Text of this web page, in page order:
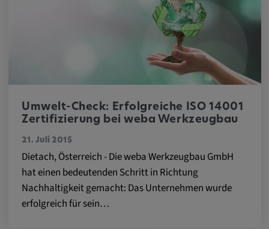
Umwelt-Check: Erfolgreiche ISO 14001
Zertifizierung bei weba Werkzeugbau
21. Juli 2015
Dietach, Österreich - Die weba Werkzeugbau GmbH
hat einen bedeutenden Schritt in Richtung
Nachhaltigkeit gemacht: Das Unternehmen wurde
erfolgreich für sein…
Diese Cookies werden von einem
eingebetteten Drittanbieter-Tool gesetzt und
dienen der Analyse von
Benutzerinteraktionen, der Verfolgung des
Verhaltens auf verschiedenen Websites
und/oder der Bereitstellung personalisierter
Werbung.
Alle externe Medien
Name:
Externe Medien